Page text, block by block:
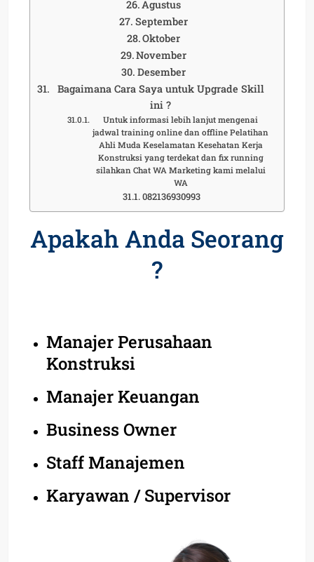
Agustus
September
Oktober
November
Desember
Bagaimana Cara Saya untuk Upgrade Skill
ini ?
Untuk informasi lebih lanjut mengenai
jadwal training online dan offline Pelatihan
Ahli Muda Keselamatan Kesehatan Kerja
Konstruksi yang terdekat dan fix running
silahkan Chat WA Marketing kami melalui
WA
082136930993
Apakah Anda Seorang
?
Manajer Perusahaan
Konstruksi
Manajer Keuangan
Business Owner
Staff Manajemen
Karyawan / Supervisor